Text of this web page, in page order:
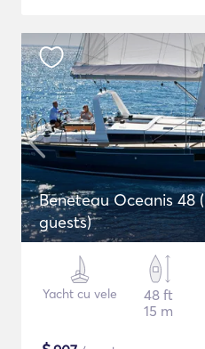
Beneteau Oceanis 48
guests)
Yacht cu vele
48 ft
15 m